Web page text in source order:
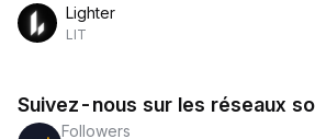
Lighter
LIT
Suivez-nous sur les réseaux
Followers